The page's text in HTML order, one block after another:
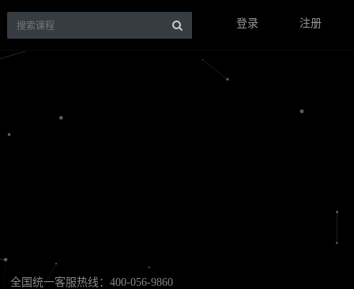
登录 注册
全国统一客服热线：400-056-9860